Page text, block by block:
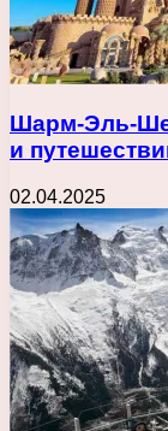
Шарм-Эль-
и
02.04.2025